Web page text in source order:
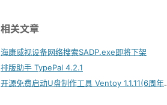
相关文章
海康威视设备网络搜索SADP.exe即将下架
排版助手 TypePal 4.2.1
开源免费启动